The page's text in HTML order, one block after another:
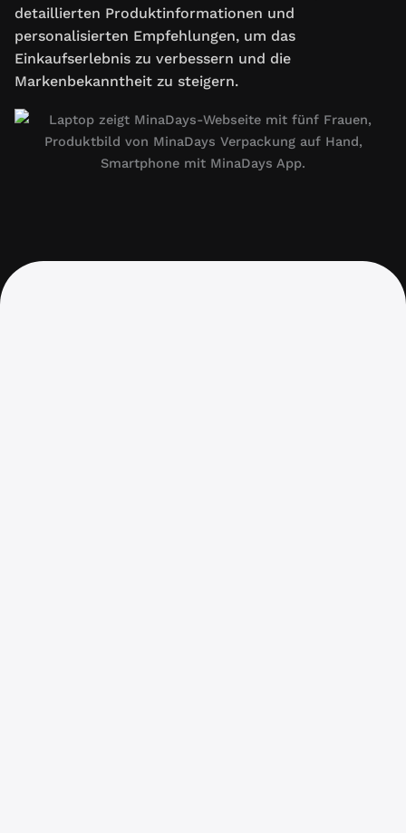
detaillierten Produktinformationen und
personalisierten Empfehlungen, um das
Einkaufserlebnis zu verbessern und die
Markenbekanntheit zu steigern.